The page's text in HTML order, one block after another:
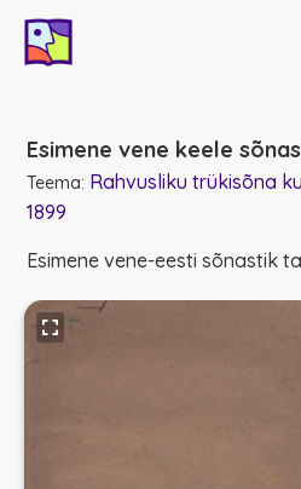
Esimene vene keele
Teema: Rahvusliku trükisõna
1899
Esimene vene-eesti sõnastik